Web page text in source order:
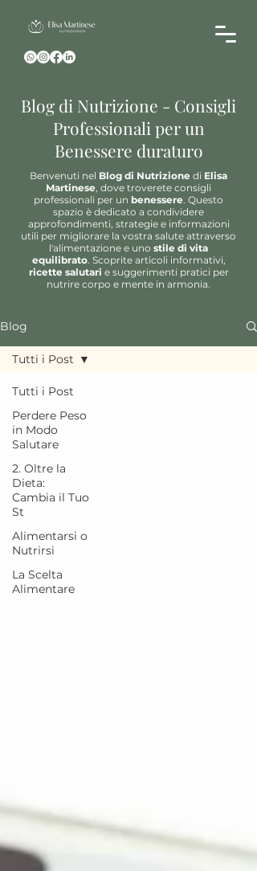
Blog di Nutrizione - Consigli
Professionali per un
Benessere duraturo
Benvenuti nel Blog di Nutrizione di Elisa
Martinese, dove troverete consigli
professionali per un benessere. Questo
spazio è dedicato a condividere
approfondimenti, strategie e informazioni
utili per migliorare la vostra salute attraverso
l'alimentazione e uno stile di vita
equilibrato. Scoprite articoli informativi,
ricette salutari e suggerimenti pratici per
nutrire corpo e mente in armonia.
Blog
Tutti i Post
Perdere Peso
in Modo
Salutare
2. Oltre la
Dieta:
Cambia il Tuo
St
Alimentarsi o
Nutrirsi
La Scelta
Alimentare
Tutti i Post